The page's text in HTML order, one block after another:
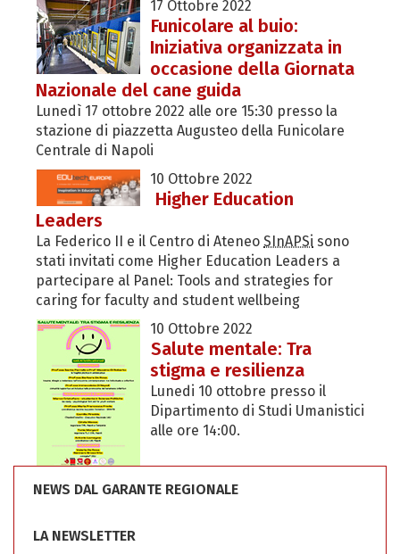
17 Ottobre 2022
Funicolare al buio:
Iniziativa organizzata in
occasione della Giornata
Nazionale del cane guida
Lunedì 17 ottobre 2022 alle ore 15:30 presso la
stazione di piazzetta Augusteo della Funicolare
Centrale di Napoli
10 Ottobre 2022
Higher Education
Leaders
La Federico II e il Centro di Ateneo SInAPSi sono
stati invitati come Higher Education Leaders a
partecipare al Panel: Tools and strategies for
caring for faculty and student wellbeing
10 Ottobre 2022
Salute mentale: Tra
stigma e resilienza
Lunedi 10 ottobre presso il
Dipartimento di Studi Umanistici
alle ore 14:00.
NEWS DAL GARANTE REGIONALE
LA NEWSLETTER